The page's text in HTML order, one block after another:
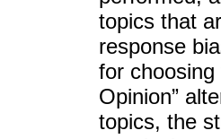
topics that
response
for
Opinion”
topics, the